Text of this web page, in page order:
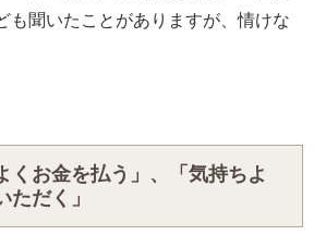
も聞いたことがありますが、情けな
くお金を払う」、「気持ちよ
ただく」